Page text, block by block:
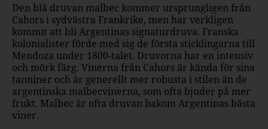
Den blå druvan malbec kommer ursprungligen från
Cahors i sydvästra Frankrike, men har verkligen
kommit att bli Argentinas signaturdruva. Franska
kolonialister förde med sig de första sticklingarna till
Mendoza under 1800-talet. Druvorna har en intensiv
och mörk färg. Vinerna från Cahors är kända för sina
tanniner och är generellt mer robusta i stilen än de
argentinska malbecvinerna, som ofta bjuder på mer
frukt. Malbec är ofta druvan bakom Argentinas bästa
viner.